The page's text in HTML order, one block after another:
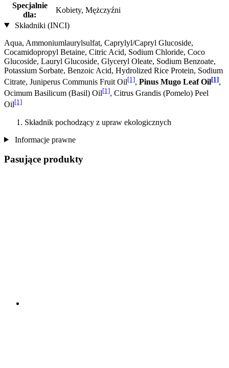
Specjalnie
dla:
Kobiety, Mężczyźni
Składniki (INCI)
Aqua, Ammoniumlaurylsulfat, Caprylyl/Capryl Glucoside,
Cocamidopropyl Betaine, Citric Acid, Sodium Chloride, Coco
Glucoside, Lauryl Glucoside, Glyceryl Oleate, Sodium Benzoate,
Potassium Sorbate, Benzoic Acid, Hydrolized Rice Protein, Sodium
Citrate, Juniperus Communis Fruit Oil[1], Pinus Mugo Leaf Oil[1],
Ocimum Basilicum (Basil) Oil[1], Citrus Grandis (Pomelo) Peel
Oil[1]
Składnik pochodzący z upraw ekologicznych
Informacje prawne
Pasujące produkty